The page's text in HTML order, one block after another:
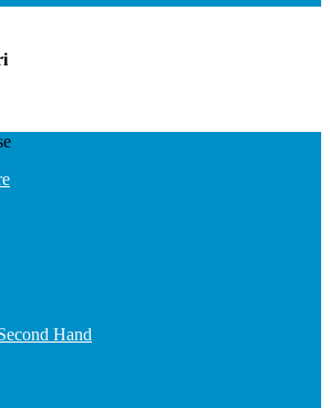
Hand